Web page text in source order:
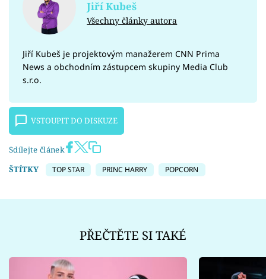
Jiří Kubeš
Všechny články autora
Jiří Kubeš je projektovým manažerem CNN Prima
News a obchodním zástupcem skupiny Media Club
s.r.o.
VSTOUPIT DO DISKUZE
Sdílejte článek
ŠTÍTKY
TOP STAR PRINC HARRY POPCORN
PŘEČTĚTE SI TAKÉ